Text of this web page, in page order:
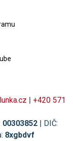
| +420 571
00303852 | DIČ:
8xgbdvf